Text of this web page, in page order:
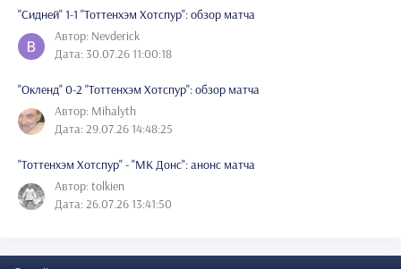
"Сидней" 1-1 "Тоттенхэм Хотспур": обзор матча
Автор: Nevderick
Дата: 30.07.26 11:00:18
"Окленд" 0-2 "Тоттенхэм Хотспур": обзор матча
Автор: Mihalyth
Дата: 29.07.26 14:48:25
"Тоттенхэм Хотспур" - "МК Донс": анонс матча
Автор: tolkien
Дата: 26.07.26 13:41:50